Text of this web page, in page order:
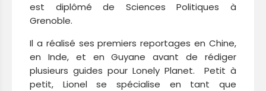
est diplômé de Sciences Politiques à
Grenoble.
Il a réalisé ses premiers reportages en Chine,
en Inde, et en Guyane avant de rédiger
plusieurs guides pour Lonely Planet. Petit à
petit, Lionel se spécialise en tant que